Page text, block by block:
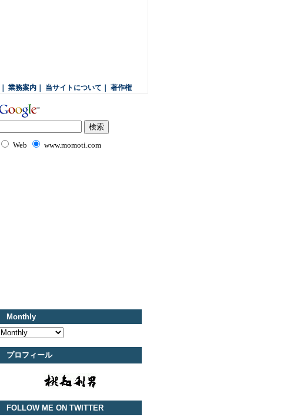
業務案内 当サイトについて 著作権
Web www.momoti.com
Monthly
プロフィール
FOLLOW ME ON TWITTER